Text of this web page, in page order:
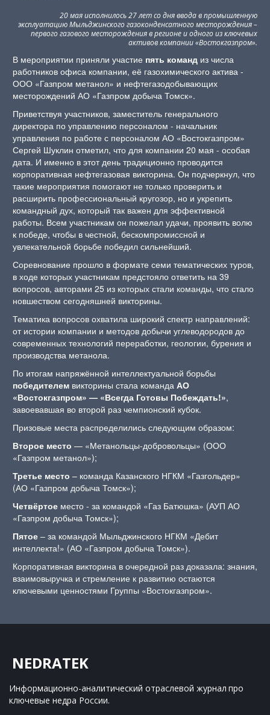
20 мая исполнилось 27 лет со дня ввода в промышленную
эксплуатацию Мыльджинского газоконденсатного месторождения –
первого газового месторождения в регионе и одного из ключевых
активов компании «Востокгазпром».
В мероприятии приняли участие пять команд из числа
работников офиса компании, её газохимического актива -
ООО «Газпром метанол» и нефтегазодобывающих
месторождений АО «Газпром добыча Томск».
Приветствуя участников, заместитель генерального
директора по управлению персоналом - начальник
управления по работе с персоналом АО «Востокгазпром»
Сергей Шуклин отметил, что для компании 20 мая - особая
дата. И именно в этот день традиционно проводится
корпоративная нефтегазовая викторина. Он подчеркнул, что
такие мероприятия помогают не только проверить и
расширить профессиональный кругозор, но и укрепить
командный дух, который так важен для эффективной
работы. Всем участникам он пожелал удачи, проявить волю
к победе, чтобы в честной, бескомпромиссной и
увлекательной борьбе победил сильнейший.
Соревнование прошло в формате семи тематических туров,
в ходе которых участникам предстояло ответить на 39
вопросов, авторами 25 из которых стали команды, что стало
новшеством сегодняшней викторины.
Тематика вопросов охватила широкий спектр направлений:
от истории компании и методов добычи углеводородов до
современных технологий переработки, геологии, бурения и
производства метанола.
По итогам напряжённой интеллектуальной борьбы
победителем викторины стала команда АО
«Востокгазпром» — «Всегда Готовы Побеждать!»,
завоевавшая во второй раз чемпионский кубок.
Призовые места распределились следующим образом:
Второе место — «Метанольцы-добровольцы» (ООО
«Газпром метанол»);
Третье место – команда Казанского НГКМ «Газгольдер»
(АО «Газпром добыча Томск»);
Четвёртое место - за командой «Газ Батюшка» (АУП АО
«Газпром добыча Томск»);
Пятое – за командой Мыльджинского НГКМ «Дебит
интеллекта!» (АО «Газпром добыча Томск»).
Корпоративная викторина в очередной раз доказала: знания,
взаимовыручка и стремление к развитию остаются
ключевыми ценностями Группы «Востокгазпром».
NEDRATEK
Информационно-аналитический отраслевой журнал про
ключевые недра России.